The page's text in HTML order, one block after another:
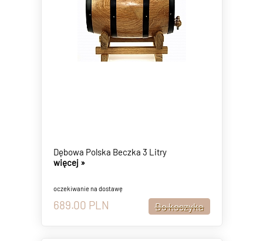
Dębowa Polska Beczka 3 Litry
więcej »
oczekiwanie na dostawę
689.00 PLN